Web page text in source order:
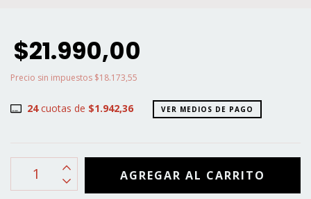
$21.990,00
Precio sin impuestos $18.173,55
24cuotas de $1.942,36 VER MEDIOS DE PAGO